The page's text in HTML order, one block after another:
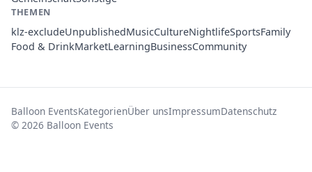
THEMEN
klz-excludeUnpublishedMusicCultureNightlifeSportsFamily
Food & DrinkMarketLearningBusinessCommunity
Balloon EventsKategorienÜber unsImpressumDatenschutz
© 2026 Balloon Events